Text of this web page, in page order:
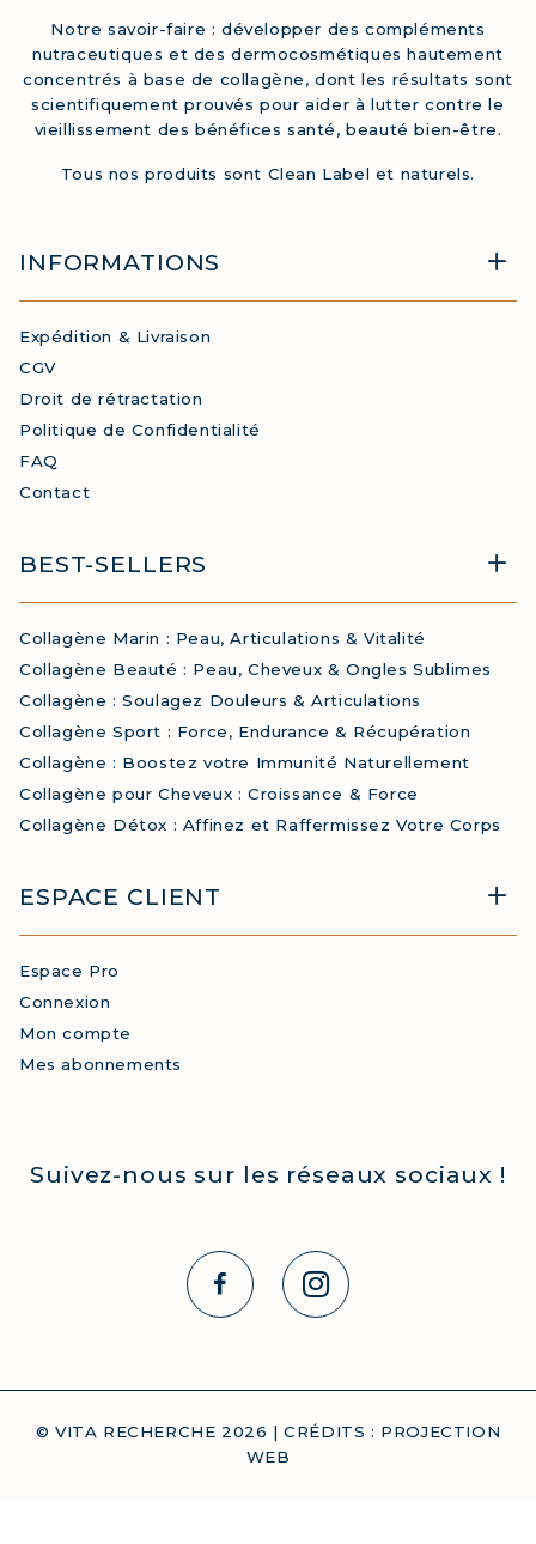
Notre savoir-faire : développer des compléments
nutraceutiques et des dermocosmétiques hautement
concentrés à base de collagène, dont les résultats sont
scientifiquement prouvés pour aider à lutter contre le
vieillissement des bénéfices santé, beauté bien-être.
Tous nos produits sont Clean Label et naturels.
INFORMATIONS
Expédition & Livraison
CGV
Droit de rétractation
Politique de Confidentialité
FAQ
Contact
BEST-SELLERS
Collagène Marin : Peau, Articulations & Vitalité
Collagène Beauté : Peau, Cheveux & Ongles Sublimes
Collagène : Soulagez Douleurs & Articulations
Collagène Sport : Force, Endurance & Récupération
Collagène : Boostez votre Immunité Naturellement
Collagène pour Cheveux : Croissance & Force
Collagène Détox : Affinez et Raffermissez Votre Corps
ESPACE CLIENT
Espace Pro
Connexion
Mon compte
Mes abonnements
Suivez-nous sur les réseaux sociaux !
© VITA RECHERCHE 2026 | CRÉDITS : PROJECTION
WEB